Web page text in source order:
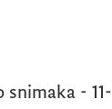
-